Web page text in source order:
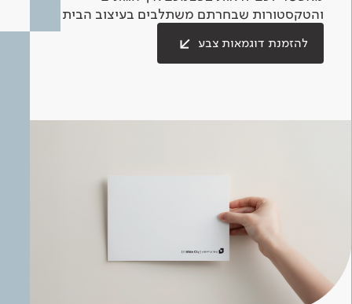
והטקסטורות שבחרתם משתלבים בעיצוב הבית.
להזמנת דוגמאות צבע